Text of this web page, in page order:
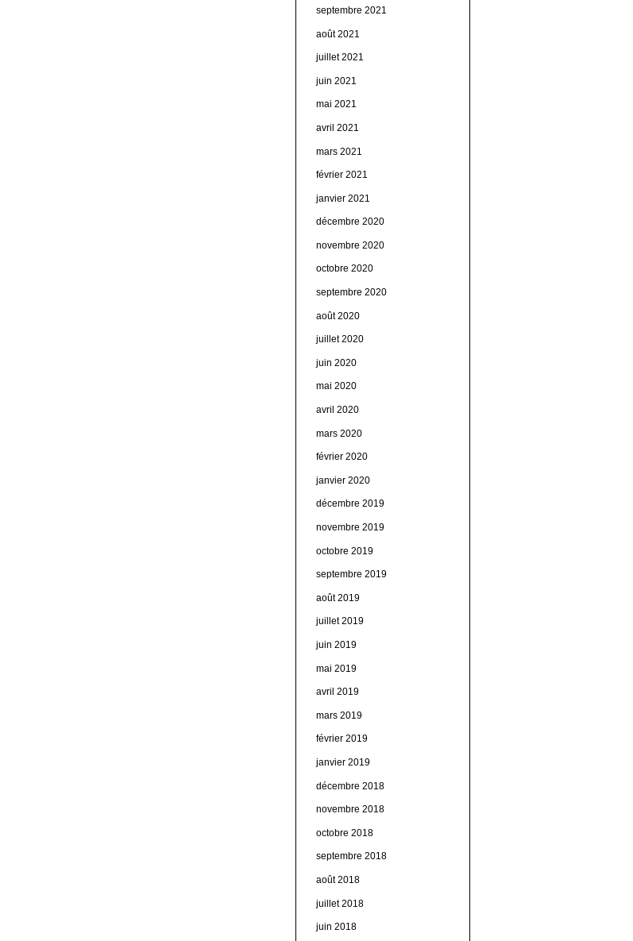
septembre 2021
août 2021
juillet 2021
juin 2021
mai 2021
avril 2021
mars 2021
février 2021
janvier 2021
décembre 2020
novembre 2020
octobre 2020
septembre 2020
août 2020
juillet 2020
juin 2020
mai 2020
avril 2020
mars 2020
février 2020
janvier 2020
décembre 2019
novembre 2019
octobre 2019
septembre 2019
août 2019
juillet 2019
juin 2019
mai 2019
avril 2019
mars 2019
février 2019
janvier 2019
décembre 2018
novembre 2018
octobre 2018
septembre 2018
août 2018
juillet 2018
juin 2018